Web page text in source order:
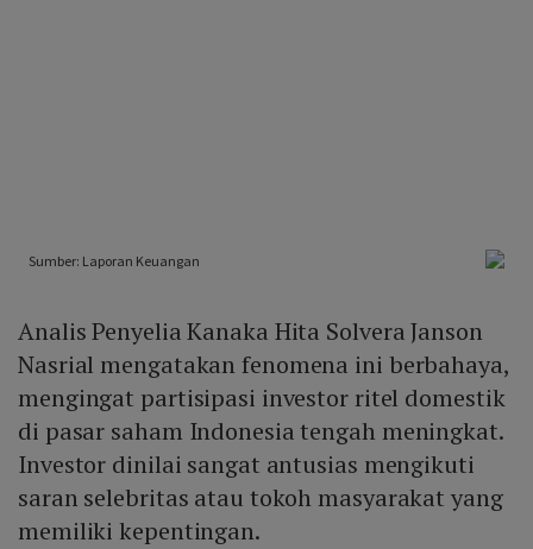
Analis Penyelia Kanaka Hita Solvera Janson
Nasrial mengatakan fenomena ini berbahaya,
mengingat partisipasi investor ritel domestik
di pasar saham Indonesia tengah meningkat.
Investor dinilai sangat antusias mengikuti
saran selebritas atau tokoh masyarakat yang
memiliki kepentingan.